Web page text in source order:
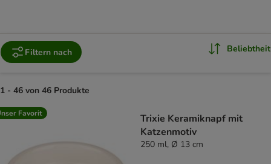
Filtern nach Beliebtheit
1 - 46 von 46 Produkte
product items have been changed
Favorit
Trixie Keramiknapf mit
Katzenmotiv
250 ml, Ø 13 cm